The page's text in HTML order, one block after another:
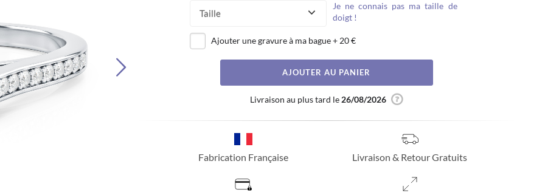
Taille
Je ne connais pas ma taille de
doigt !
Ajouter une gravure à ma bague+ 20 €
AJOUTER AU PANIER
Livraison au plus tard le 26/08/2026
Fabrication Française Livraison & Retour Gratuits